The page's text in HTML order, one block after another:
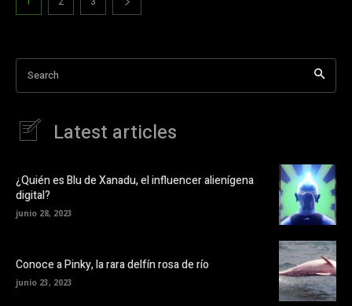
Search
Latest articles
¿Quién es Blu de Xanadu, el influencer alienígena
digital?
junio 28, 2023
Conoce a Pinky, la rara delfín rosa de río
junio 23, 2023